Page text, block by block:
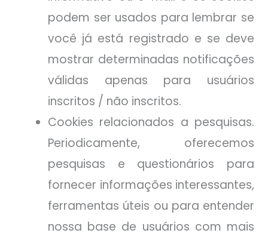
podem ser usados para lembrar se
você já está registrado e se deve
mostrar determinadas notificações
válidas apenas para usuários
inscritos / não inscritos.
Cookies relacionados a pesquisas.
Periodicamente, oferecemos
pesquisas e questionários para
fornecer informações interessantes,
ferramentas úteis ou para entender
nossa base de usuários com mais